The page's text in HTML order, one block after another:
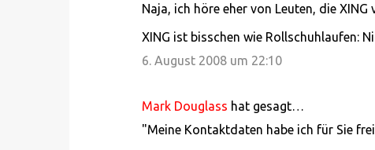
Naja, ich höre eher von Leuten, die
XING ist bisschen wie Rollschuhlaufen:
6. August 2008 um 22:10
Mark Douglass hat gesagt…
"Meine Kontaktdaten habe ich für Sie